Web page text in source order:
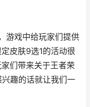
游戏中给玩家们提供
皮肤9选1的活动很
们带来关于王者荣
趣的话就让我们一